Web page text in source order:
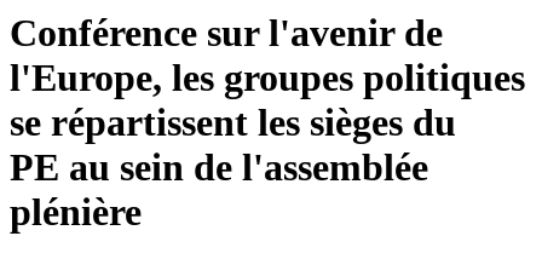
Conférence sur l'avenir de
l'Europe, les groupes politiques
se répartissent les sièges du
PE au sein de l'assemblée
plénière